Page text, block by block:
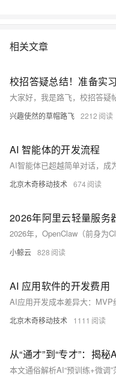
相关文章
兴趣使然的草帽路飞 2212
AI 智能体的开发流程
北京木奇移动技术 674
小鲸云 828
AI 应用软件的开发费用
北京木奇移动技术 1111